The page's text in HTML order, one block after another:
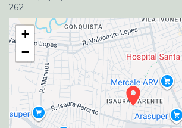
262
+
−